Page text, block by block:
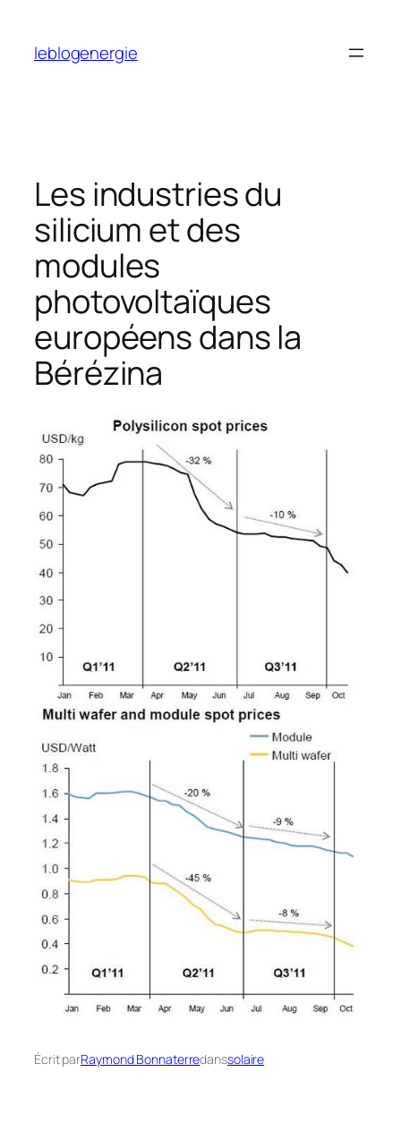
contenu
leblogenergie
Les industries du
silicium et des
modules
photovoltaïques
européens dans la
Bérézina
Écrit parRaymond Bonnaterredanssolaire